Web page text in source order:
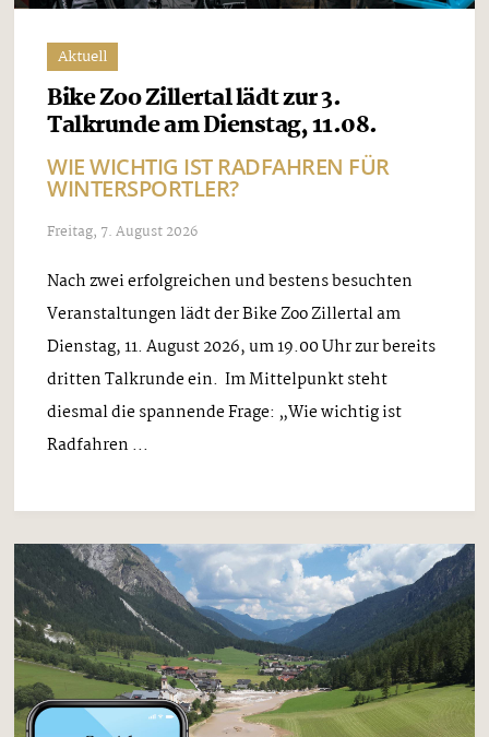
Aktuell
Bike Zoo Zillertal lädt zur 3.
Talkrunde am Dienstag, 11.08.
WIE WICHTIG IST RADFAHREN FÜR
WINTERSPORTLER?
Freitag, 7. August 2026
Nach zwei erfolgreichen und bestens besuchten
Veranstaltungen lädt der Bike Zoo Zillertal am
Dienstag, 11. August 2026, um 19.00 Uhr zur bereits
dritten Talkrunde ein. Im Mittelpunkt steht
diesmal die spannende Frage: „Wie wichtig ist
Radfahren ...